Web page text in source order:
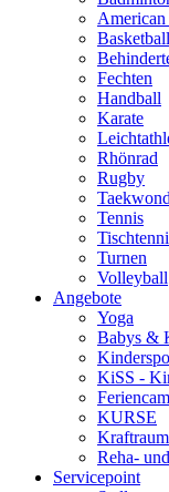
Basketball
Fechten
Handball
Karate
Rhönrad
Rugby
Tennis
Turnen
Volleyball
Angebote
Yoga
Babys &
KiSS -
KURSE
Kraftraum
Reha-
Servicepoint